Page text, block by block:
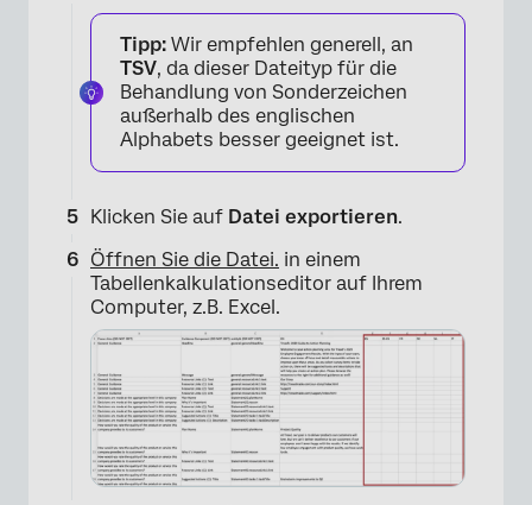
×
Tipp: Wir empfehlen generell, an
TSV, da dieser Dateityp für die
Behandlung von Sonderzeichen
außerhalb des englischen
Alphabets besser geeignet ist.
Klicken Sie auf Datei exportieren.
Öffnen Sie die Datei. in einem
Tabellenkalkulationseditor auf Ihrem
Computer, z.B. Excel.